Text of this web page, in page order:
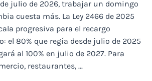
de julio de 2026, trabajar un domingo
cuesta más. La Ley 2466 de 2025
progresiva para el recargo
el 80% que regía desde julio de 2025
al 100% en julio de 2027. Para
restaurantes, ...